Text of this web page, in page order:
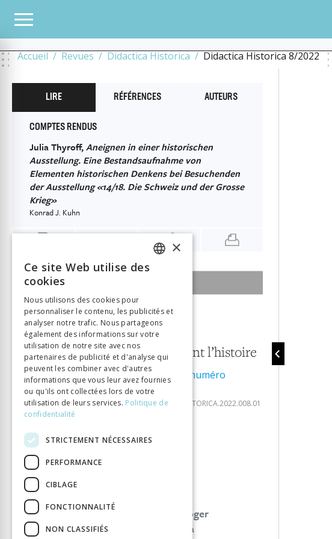
Accueil Revues Didactica Historica Didactica Historica 8/2022
TOUS LES NUMÉROS
JULIA THYROFF, ANEIGNEN IN
LIRE RÉFÉRENCES AUTEURS
COMPTES RENDUS
Julia Thyroff,Aneignen in einer historischen
Ausstellung. Eine Bestandsaufnahme von
Elementen historischen Denkens bei Besuchenden
der Ausstellung «14/18. Die Schweiz und der Grosse
Krieg»
Konrad J. Kuhn
SOMMAIRE DU NUMÉRO
1 mai 2022
8
Les femmes font l’histoire
Télécharger le numéro
ISSN:2297-7465
DOI:
10.33055/DIDACTICAHISTORICA.2022.008.01
EDITORIAL
Éditorial / Editorial / Editoriale
DOSSIER
Au-delà du « retard » suisse. Interroger
l’histoire du suffrage féminin et de la
ITALIAN
×
Ce site Web utilise des
cookies
Nous utilisons des cookies pour
personnaliser le contenu, les publicités et
analyser notre trafic. Nous partageons
également des informations sur votre
utilisation de notre site avec nos
partenaires de publicité et d'analyse qui
peuvent les combiner avec d'autres
informations que vous leur avez fournies
ou qu'ils ont collectées lors de votre
utilisation de leurs services. Politique de
confidentialité
STRICTEMENT NÉCESSAIRES
PERFORMANCE
CIBLAGE
FONCTIONNALITÉ
NON CLASSIFIÉS